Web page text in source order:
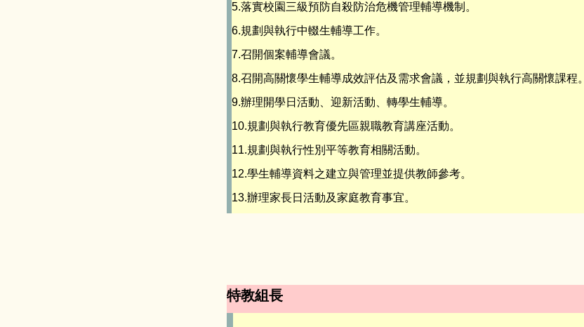
5.落實校園三級預防自殺防治危機管理輔導機制。
6.規劃與執行中輟生輔導工作。
7.召開個案輔導會議。
8.召開高關懷學生輔導成效評估及需求會議，並規劃與執行高關懷課程。
9.辦理開學日活動、迎新活動、轉學生輔導。
10.規劃與執行教育優先區親職教育講座活動。
11.規劃與執行性別平等教育相關活動。
12.學生輔導資料之建立與管理並提供教師參考。
13.辦理家長日活動及家庭教育事宜。
特教組長